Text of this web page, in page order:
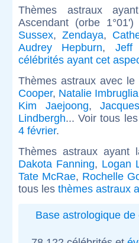
Thèmes astraux
Ascendant (orbe
Sussex, Zendaya,
Audrey Hepburn, Jeff
célébrités ayant cet
Thèmes astraux avec
Cooper, Natalie Imbruglia
Kim Jaejoong,
Lindbergh... Voir tous
4 février.
Thèmes astraux
Dakota Fanning, Logan
Tate McRae, Rochelle
tous les thèmes astraux
Base astrologique de